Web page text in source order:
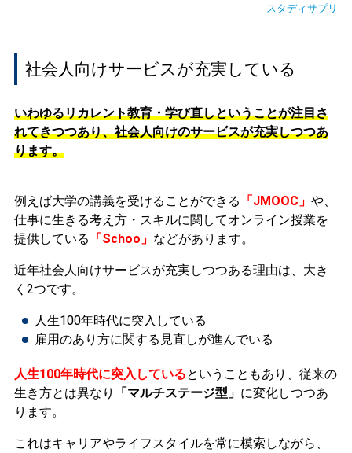
スタディサプリ
社会人向けサービスが充実している
いわゆるリカレント教育・学び直しということが注目さ
れてきつつあり、社会人向けのサービスが充実しつつあ
ります。
例えば大学の講義を受けることができる 「JMOOC」 や、
仕事に生きる考え方・スキルに関してオンライン授業を
提供している 「Schoo」 などがあります。
近年社会人向けサービスが充実しつつある理由は、大き
く2つです。
人生100年時代に突入している
雇用のあり方に関する見直しが進んでいる
人生100年時代に突入しているということもあり、従来の
生き方とは異なり
「マルチステージ型」 に変化しつつあ
ります。
これはキャリアやライフスタイルを常に模索しながら、